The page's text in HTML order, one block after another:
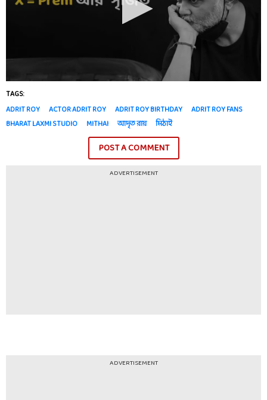
TAGS:
ADRIT ROY
ACTOR ADRIT ROY ADRIT ROY BIRTHDAY
ADRIT ROY FANS
BHARAT LAXMI STUDIO
MITHAI আদৃত রায় মিঠাই
POST A COMMENT
ADVERTISEMENT
ADVERTISEMENT